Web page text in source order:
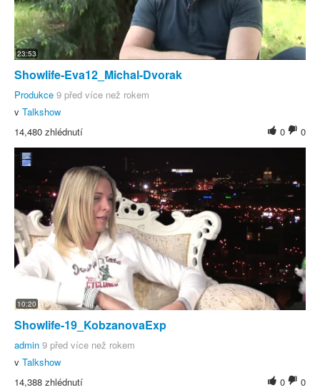
23:53
Showlife-Eva12_Michal-Dvorak
Produkce 9 před více než rokem
v Talkshow
0
0
14,480 zhlédnutí
10:20
Showlife-19_KobzanovaExp
admin 9 před více než rokem
v Talkshow
0
0
14,388 zhlédnutí